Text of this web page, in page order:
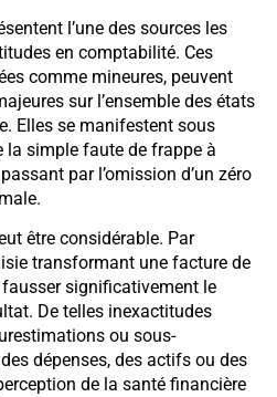
l’une des sources les
en comptabilité. Ces
comme mineures, peuvent
sur l’ensemble des états
Elles se manifestent sous
la simple faute de frappe à
par l’omission d’un zéro
être considérable. Par
transformant une facture de
significativement le
De telles inexactitudes
ou sous-
dépenses, des actifs ou des
de la santé financière